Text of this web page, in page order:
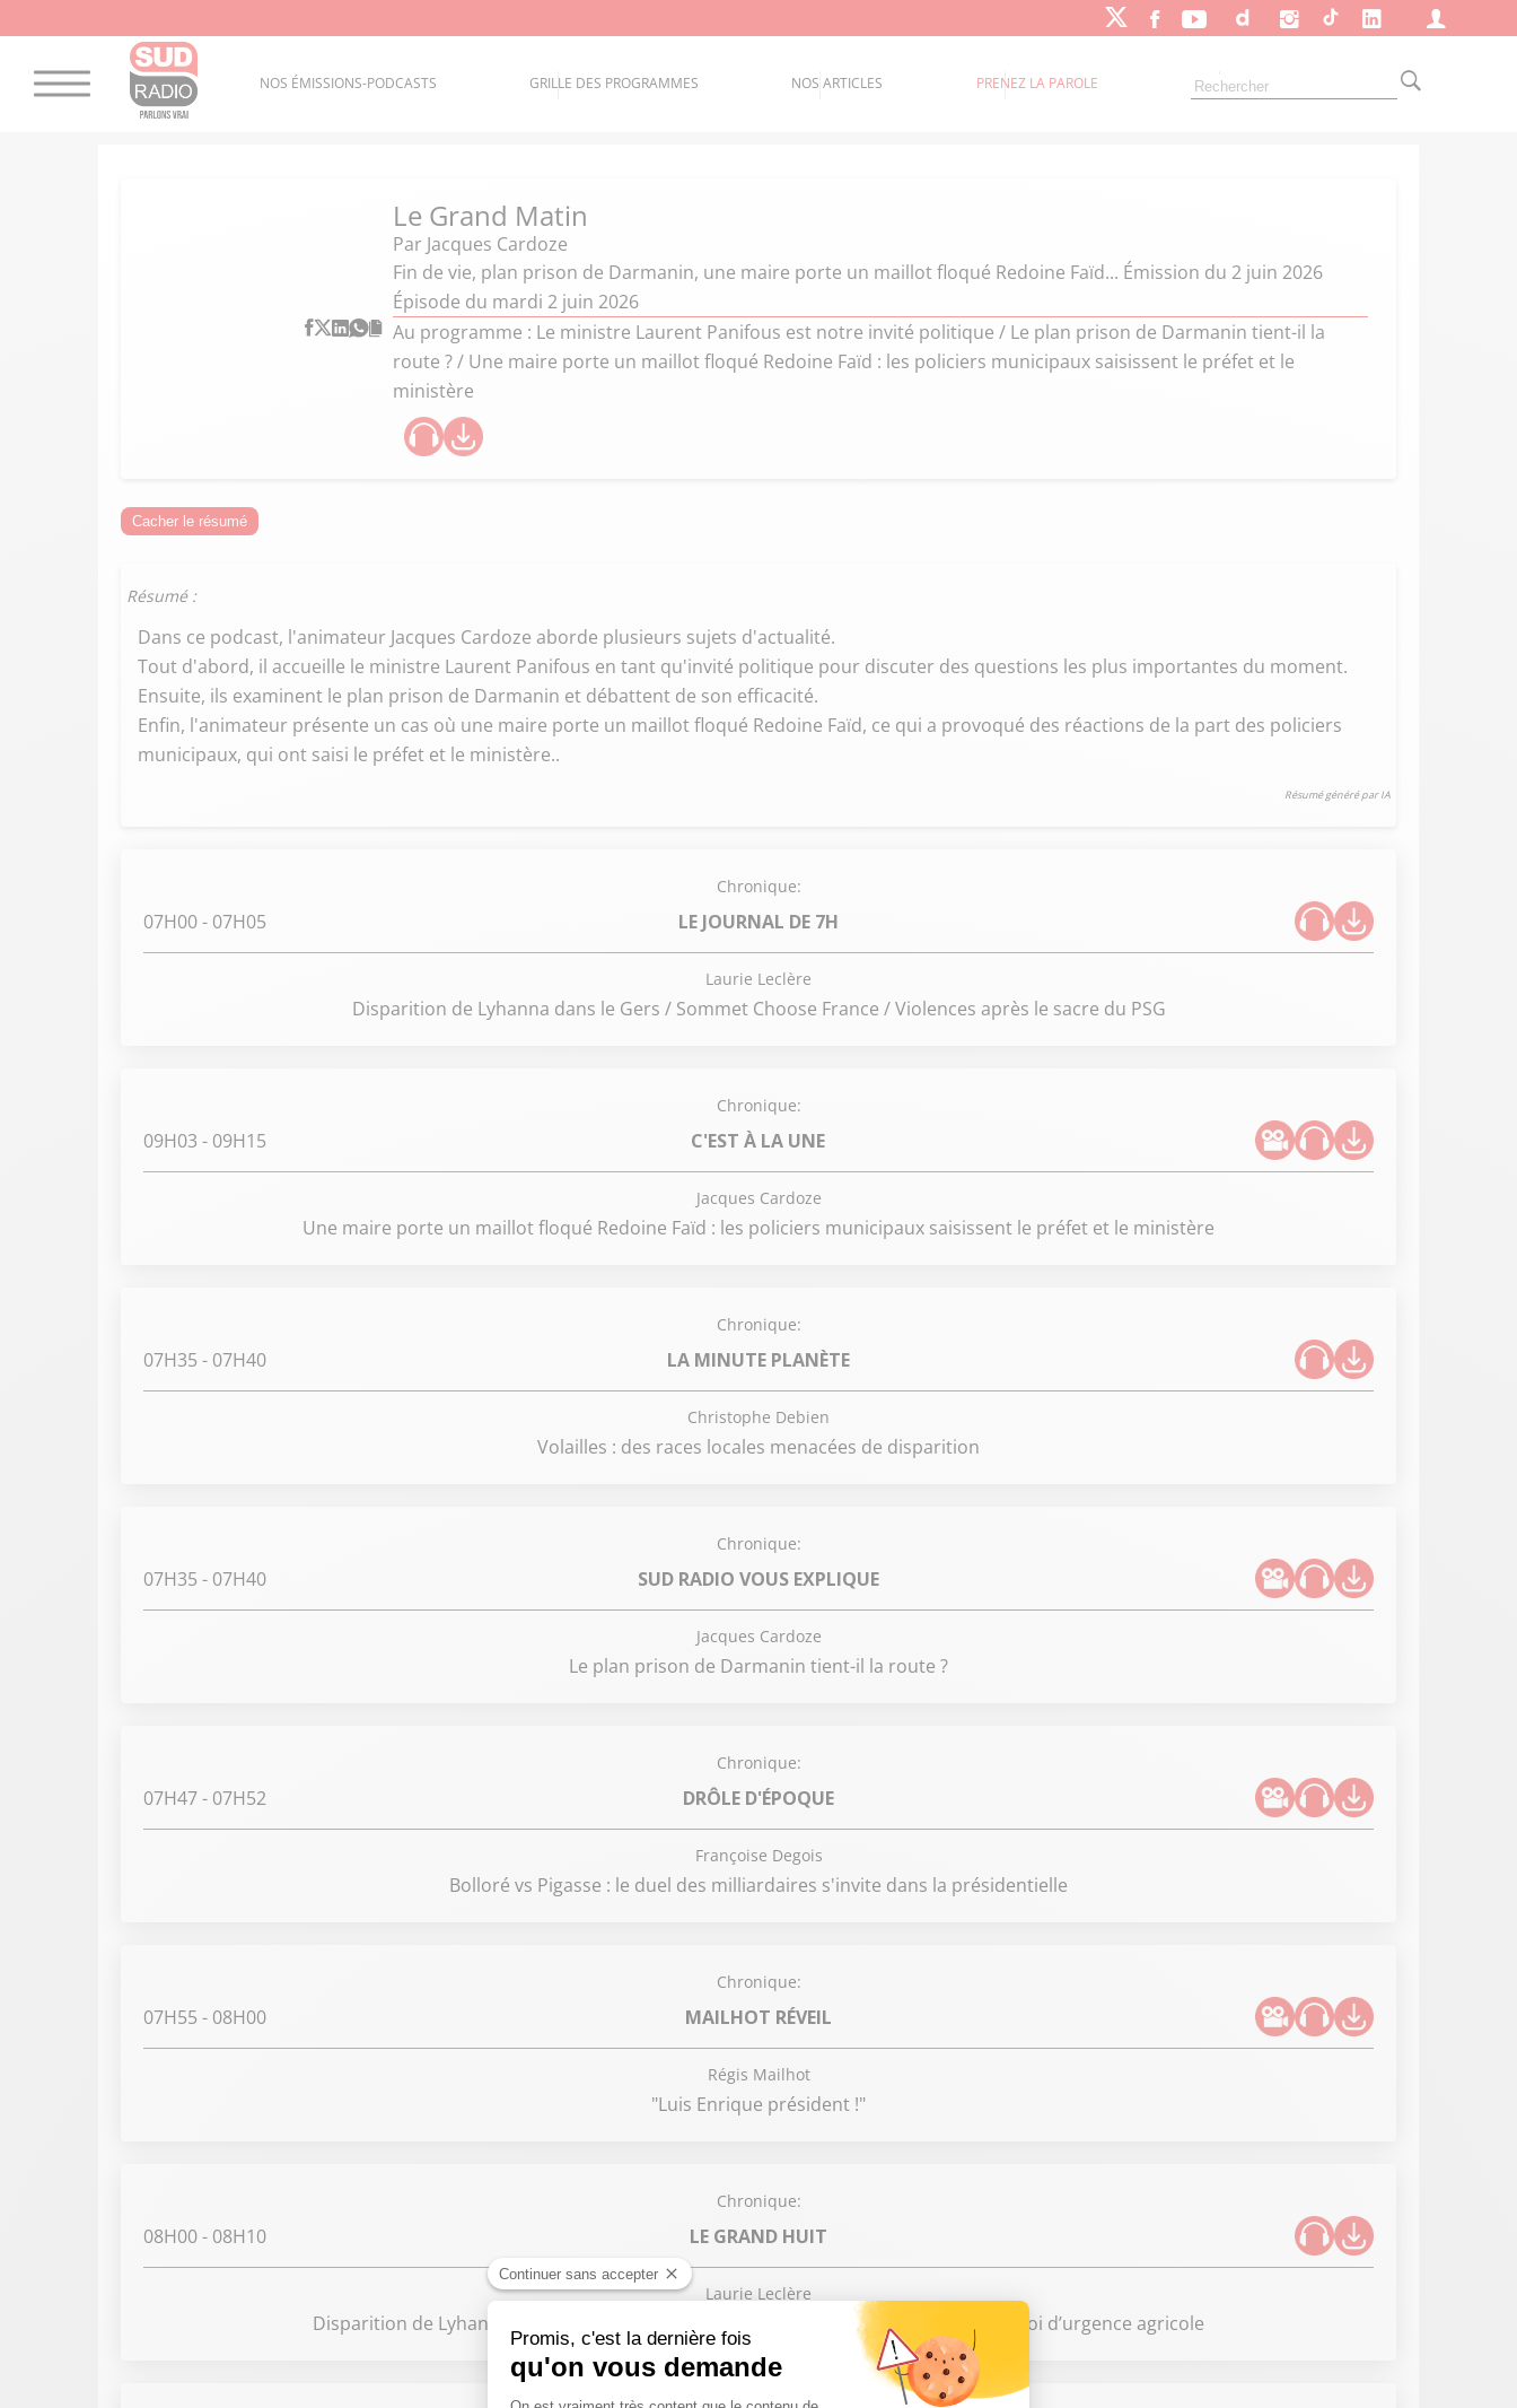
NOS ÉMISSIONS-PODCASTS GRILLE DES PROGRAMMES NOS ARTICLES PRENEZ LA PAROLE
Le Grand Matin
Par Jacques Cardoze
Fin de vie, plan prison de Darmanin, une maire porte un maillot floqué Redoine Faïd... Émission du 2 juin 2026
Épisode du mardi 2 juin 2026
Au programme : Le ministre Laurent Panifous est notre invité politique / Le plan prison de Darmanin tient-il la
route ? / Une maire porte un maillot floqué Redoine Faïd : les policiers municipaux saisissent le préfet et le
ministère
Cacher le résumé
Résumé :
Dans ce podcast, l'animateur Jacques Cardoze aborde plusieurs sujets d'actualité.
Tout d'abord, il accueille le ministre Laurent Panifous en tant qu'invité politique pour discuter des questions les plus importantes du moment.
Ensuite, ils examinent le plan prison de Darmanin et débattent de son efficacité.
Enfin, l'animateur présente un cas où une maire porte un maillot floqué Redoine Faïd, ce qui a provoqué des réactions de la part des policiers
municipaux, qui ont saisi le préfet et le ministère..
Résumé généré par IA
Chronique:
07H00- 07H05 LE JOURNAL DE 7H
Laurie Leclère
Disparition de Lyhanna dans le Gers / Sommet Choose France / Violences après le sacre du PSG
Chronique:
09H03 - 09H15 C'EST À LA UNE
Jacques Cardoze
Une maire porte un maillot floqué Redoine Faïd : les policiers municipaux saisissent le préfet et le ministère
Chronique:
07H35 - 07H40 LA MINUTE PLANÈTE
Christophe Debien
Volailles : des races locales menacées de disparition
Chronique:
07H35 - 07H40 SUD RADIO VOUS EXPLIQUE
Jacques Cardoze
Le plan prison de Darmanin tient-il la route ?
Chronique:
07H47- 07H52 DRÔLE D'ÉPOQUE
Françoise Degois
Bolloré vs Pigasse : le duel des milliardaires s'invite dans la présidentielle
Chronique:
07H55 - 08H00 MAILHOT RÉVEIL
Régis Mailhot
"Luis Enrique président !"
Chronique:
08H00- 08H10 LE GRAND HUIT
Laurie Leclère
Disparition de Lyhanna dans le Gers / Violences après la victoire du PSG / Projet de loi d’urgence agricole